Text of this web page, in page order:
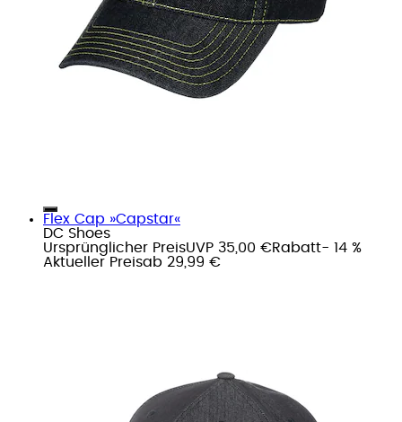
Flex Cap »Capstar«
DC Shoes
Ursprünglicher PreisUVP 35,00 €Rabatt- 14 %
Aktueller Preisab 29,99 €